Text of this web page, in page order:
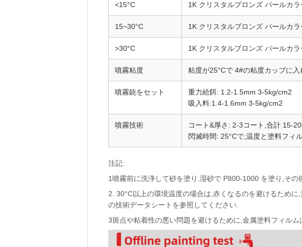
<15°C 1K クリスタルブロンズ パールカ
15~30°C 1K クリスタルブロンズ パールカ
>30°C 1K クリスタルブロンズ パールカ
噴霧粘度 粘度が25°Cで 4#の粘度カップに入
噴霧銃をセット
重力給餌: 1.2-1.5mm 3-5kg/cm2
吸入料:1.4-1.6mm 3-5kg/cm2
噴霧技術
コート&厚さ: 2-3コート,合計 15-
閃滅時間: 25°Cで,温度と塗料フィ
注記:
1噴霧前に洗浄して砂を塗り,湿砂で P800-1000 を塗り,その
2. 30°C以上の環境温度の場合は,赤くなるのを避けるため
の技術データシートを参照してください.
3斑点や粘着性の悪い問題を避けるために,金属塗料フィルム